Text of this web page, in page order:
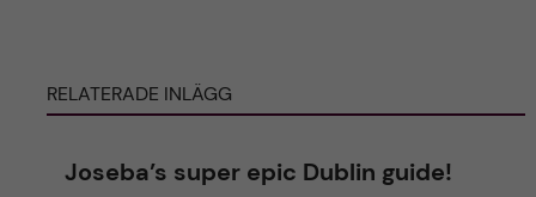
rRELATERADE INLÄGG
Joseba’s super epic Dublin guide!